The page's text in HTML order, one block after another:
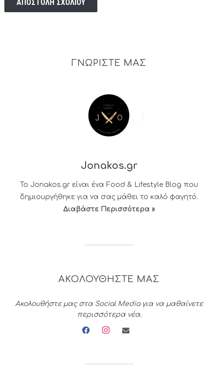
ΓΝΩΡΙΣΤΕ ΜΑΣ
Jonakos.gr
Το Jonakos.gr είναι ένα Food & Lifestyle Blog που
δημιουργήθηκε για να σας μάθει το καλό φαγητό.
Διαβάστε Περισσότερα »
ΑΚΟΛΟΥΘΗΣΤΕ ΜΑΣ
Ακολουθήστε μας στα Social Media για να μαθαίνετε
περισσότερα νέα.
facebookinstagramenvelope